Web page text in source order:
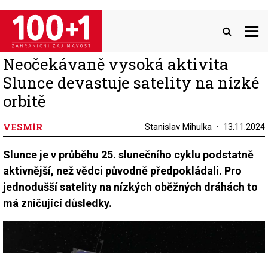
Přejít
hlavnímu
obsahu
Neočekávaně vysoká aktivita
Slunce devastuje satelity na nízké
orbitě
VESMÍR Stanislav Mihulka 13.11.2024
Slunce je v průběhu 25. slunečního cyklu podstatně
aktivnější, než vědci původně předpokládali. Pro
jednodušší satelity na nízkých oběžných dráhách to
má zničující důsledky.